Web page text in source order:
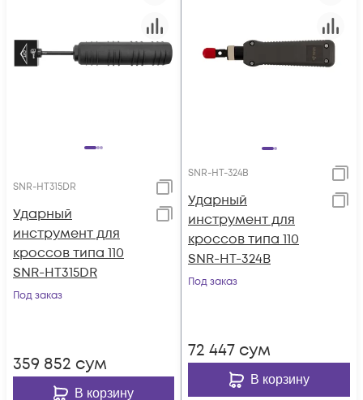
SNR-HT315DR
Ударный
инструмент для
кроссов типа 110
SNR-HT315DR
Под заказ
359 852 сум
В корзину
SNR-HT-324B
Ударный
инструмент для
кроссов типа 110
SNR-HT-324B
Под заказ
72 447 сум
В корзину